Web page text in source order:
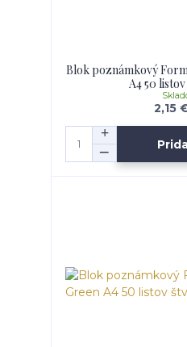
Blok poznámkový
A4 50
2,15